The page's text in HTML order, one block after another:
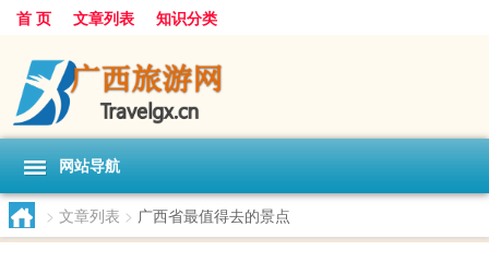
首 页 文章列表 知识分类
网站导航
> 文章列表 > 广西省最值得去的景点